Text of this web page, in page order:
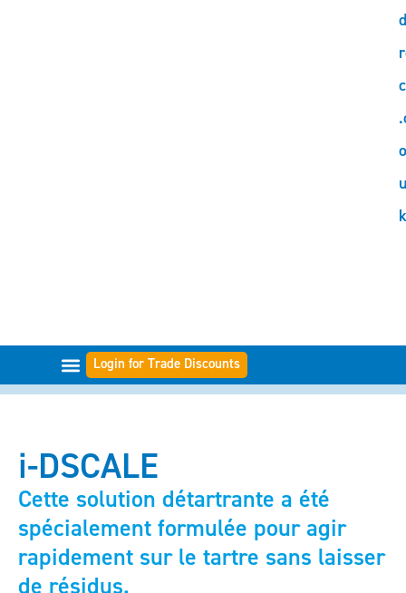
u
k
Login for Trade Discounts
i-DSCALE
Cette solution détartrante a été
spécialement formulée pour agir
rapidement sur le tartre sans laisser
de résidus.